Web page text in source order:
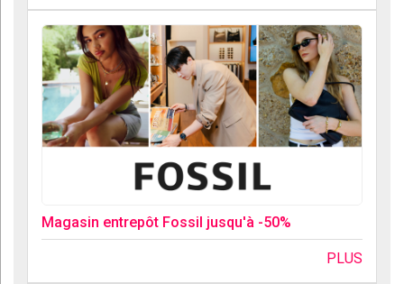
Magasin entrepôt Fossil jusqu'à -50%
PLUS